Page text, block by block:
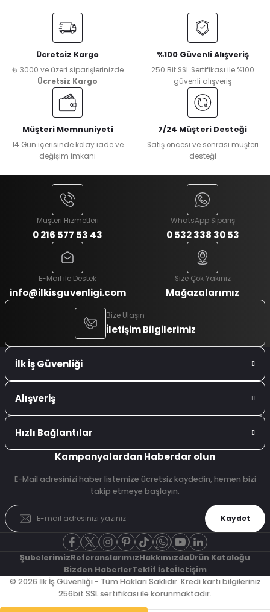
Ücretsiz Kargo
₺ 3000 ve üzeri siparişlerinizde
Ücretsiz Kargo
%100 Güvenli Alışveriş
250 Bit SSL Sertifikası ile %100
güvenli alışveriş
Müşteri Memnuniyeti
14 Gün içerisinde kolay iade ve
değişim imkanı
7/24 Müşteri Desteği
Satış öncesi ve sonrası müşteri
desteği
Müşteri Hizmetleri
0 216 577 53 43
WhatsApp Sipariş
0 532 338 30 53
E-Mail ile Destek
info@ilkisguvenligi.com
Size Çok Yakınız
Mağazalarımız
Bize Ulaşın
İletişim Bilgilerimiz
İlk İş Güvenliği
Alışveriş
Hızlı Bağlantılar
Kampanyalardan Haberdar olun
E-Mail adresinizi haber listemize ücretsiz kaydedin, hemen bizi
takip etmeye başlayın.
Kaydet
ŞubelerimizReferanslarımızHakkımızdaÜrün Kataloğu
Bizden HaberlerTeklif İsteİletişim
© 2026 İlk İş Güvenliği - Tüm Hakları Saklıdır. Kredi kartı bilgileriniz
256bit SSL sertifikası ile korunmaktadır.